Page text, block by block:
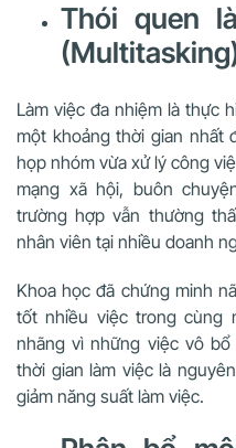
Thói quen
Làm việc đa nhiệm là thực
một khoảng thời gian nhất
họp nhóm vừa xử lý công
mạng xã hội, buôn
trường hợp vẫn thường
nhân viên tại nhiều doanh
Khoa học đã chứng minh
tốt nhiều việc trong cùng
nhãng vì những việc vô
thời gian làm việc là
giảm năng suất làm việc.